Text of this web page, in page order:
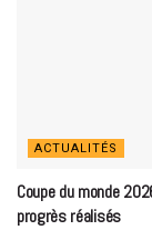
ACTUALITÉS
Coupe du monde
progrès réalisés